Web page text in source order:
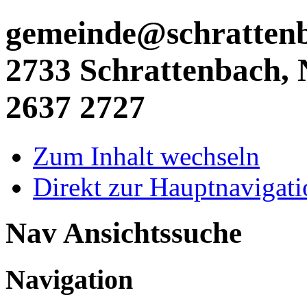
2733 Schrattenbach,
2637 2727
Zum Inhalt wechseln
Direkt zur
Nav Ansichtssuche
Navigation